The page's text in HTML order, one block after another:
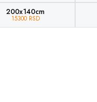
200x140cm
15300 RSD